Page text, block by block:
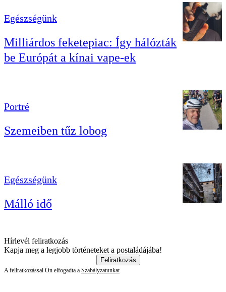
Egészségünk
Milliárdos feketepiac: Így hálózták
be Európát a kínai vape-ek
Portré
Szemeiben tűz lobog
Egészségünk
Málló idő
Hírlevél feliratkozás
Kapja meg a legjobb történeteket a postaládájába!
Feliratkozás
A feliratkozással Ön elfogadta a Szabályzatunkat